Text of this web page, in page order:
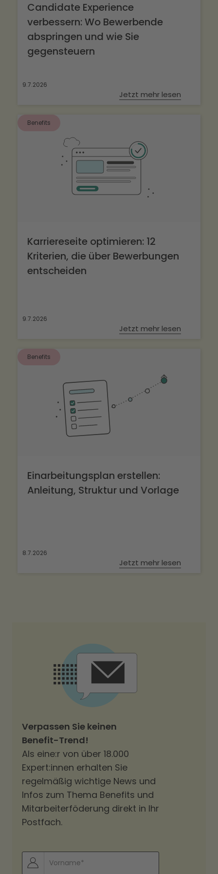
Candidate Experience
verbessern: Wo Bewerbende
abspringen und wie Sie
gegensteuern
9.7.2026
Jetzt mehr lesen
Benefits
Karriereseite optimieren: 12
Kriterien, die über Bewerbungen
entscheiden
9.7.2026
Jetzt mehr lesen
Benefits
Einarbeitungsplan erstellen:
Anleitung, Struktur und Vorlage
8.7.2026
Jetzt mehr lesen
Verpassen Sie keinen
Benefit-Trend!
Als eine:r von über 18.000
Expert:innen erhalten Sie
regelmäßig wichtige News und
Infos zum Thema Benefits und
Mitarbeiterföderung direkt in Ihr
Postfach.